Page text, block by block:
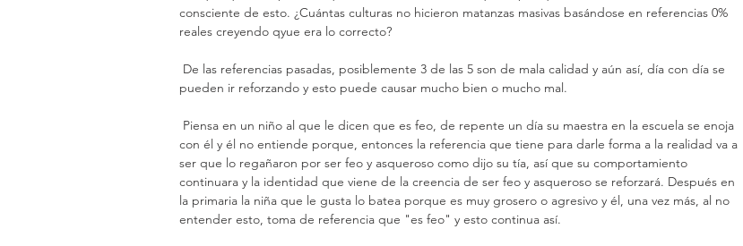
consciente de esto. ¿Cuántas culturas no hicieron matanzas masivas basándose en referencias 0%
reales creyendo qyue era lo correcto?
pueden ir reforzando y esto puede causar mucho bien o mucho mal.
con él y él no entiende porque, entonces la referencia que tiene para darle forma a la realidad va a
ser que lo regañaron por ser feo y asqueroso como dijo su tía, así que su comportamiento
continuara y la identidad que viene de la creencia de ser feo y asqueroso se reforzará. Después en
la primaria la niña que le gusta lo batea porque es muy grosero o agresivo y él, una vez más, al no
entender esto, toma de referencia que "es feo" y esto continua así.